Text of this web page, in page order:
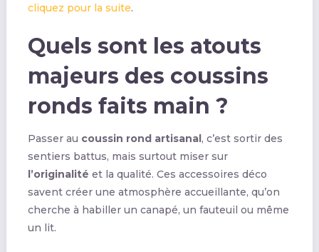
cliquez pour la suite.
Quels sont les atouts
majeurs des coussins
ronds faits main ?
Passer au coussin rond artisanal, c’est sortir des
sentiers battus, mais surtout miser sur
l’originalité et la qualité. Ces accessoires déco
savent créer une atmosphère accueillante, qu’on
cherche à habiller un canapé, un fauteuil ou même
un lit.